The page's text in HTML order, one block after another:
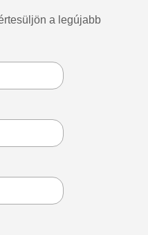
a legújabb